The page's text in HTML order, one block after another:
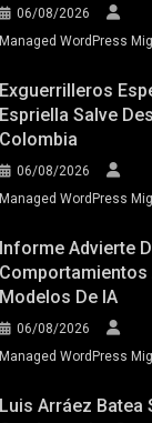
06/08/2026
Managed WordPress
Exguerrilleros
Espriella Salve
Colombia
06/08/2026
Managed WordPress
Informe Advierte
Modelos De IA
06/08/2026
Managed WordPress
Luis Arráez Batea